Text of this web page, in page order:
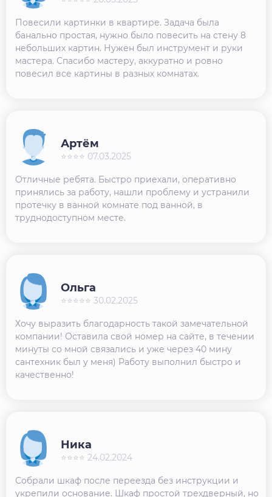
Повесили картинки в квартире. Задача была
банально простая, нужно было повесить на стену 8
небольших картин. Нужен был инструмент и руки
мастера. Спасибо мастеру, аккуратно и ровно
повесил все картины в разных комнатах.
Отличные ребята. Быстро приехали, оперативно
принялись за работу, нашли проблему и устранили
протечку в ванной комнате под ванной, в
труднодоступном месте.
Артём
⭐⭐⭐⭐ 07.03.2025
Хочу выразить благодарность такой замечательной
компании! Оставила свой номер на сайте, в течении
минуты со мной связались и уже через 40 мину
сантехник был у меня) Работу выполнил быстро и
качественно!
Ольга
⭐⭐⭐⭐⭐ 30.02.2025
Собрали шкаф после переезда без инструкции и
укрепили основание. Шкаф простой трехдверный, но
Ника
⭐⭐⭐⭐ 24.02.2024